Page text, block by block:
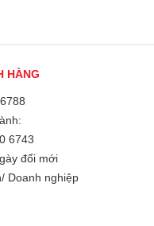
HÀNG
6743
đổi mới
Doanh nghiệp